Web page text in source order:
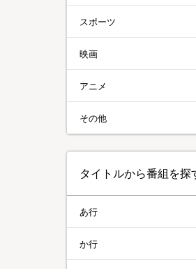
スポーツ
映画
アニメ
その他
タイトルから番組を探
あ行
か行